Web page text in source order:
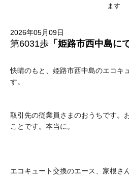
ます
2026年05月09日
第6031歩 「姫路市西中島に
快晴のもと、姫路市西中島のエコキ
す。
取引先の従業員さまのおうちです。
ことです。本当に。
エコキュート交換のエース、家根さ